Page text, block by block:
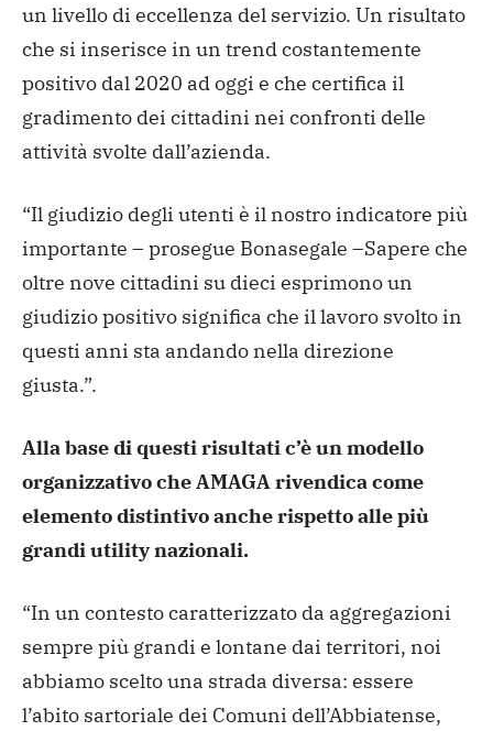
un livello di eccellenza del servizio. Un risultato
che si inserisce in un trend costantemente
positivo dal 2020 ad oggi e che certifica il
gradimento dei cittadini nei confronti delle
attività svolte dall’azienda.
“Il giudizio degli utenti è il nostro indicatore più
importante – prosegue Bonasegale –Sapere che
oltre nove cittadini su dieci esprimono un
giudizio positivo significa che il lavoro svolto in
questi anni sta andando nella direzione
giusta.”.
Alla base di questi risultati c’è un modello
organizzativo che AMAGA rivendica come
elemento distintivo anche rispetto alle più
grandi utility nazionali.
“In un contesto caratterizzato da aggregazioni
sempre più grandi e lontane dai territori, noi
abbiamo scelto una strada diversa: essere
l’abito sartoriale dei Comuni dell’Abbiatense,